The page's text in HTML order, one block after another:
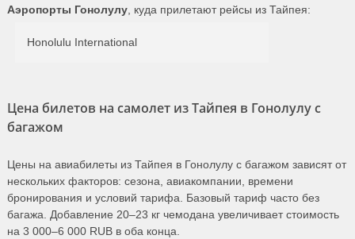
Аэропорты Гонолулу , куда прилетают рейсы из Тайпея:
Honolulu International
Цена билетов на самолет из Тайпея в Гонолулу с
багажом
Цены на авиабилеты из Тайпея в Гонолулу с багажом зависят от
нескольких факторов: сезона, авиакомпании, времени
бронирования и условий тарифа. Базовый тариф часто без
багажа. Добавление 20–23 кг чемодана увеличивает стоимость
на 3 000–6 000 RUB в оба конца.